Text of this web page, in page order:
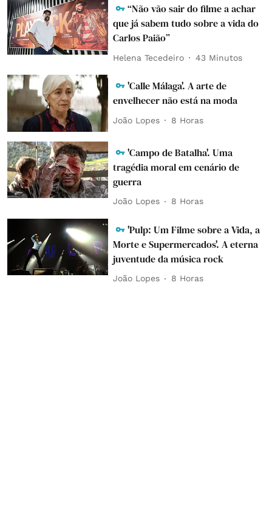
“Não vão sair do filme a achar
que já sabem tudo sobre a vida do
Carlos Paião”
Helena Tecedeiro 43 Minutos
'Calle Málaga'. A arte de
envelhecer não está na moda
João Lopes 8 Horas
'Campo de Batalha'. Uma
tragédia moral em cenário de
guerra
João Lopes 8 Horas
'Pulp: Um Filme sobre a Vida, a
Morte e Supermercados'. A eterna
juventude da música rock
João Lopes 8 Horas